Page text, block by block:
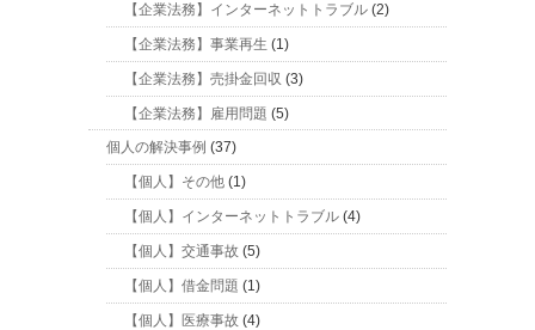
【企業法務】インターネットトラブル (2)
【企業法務】事業再生 (1)
【企業法務】売掛金回収 (3)
【企業法務】雇用問題 (5)
個人の解決事例 (37)
【個人】その他 (1)
【個人】インターネットトラブル (4)
【個人】交通事故 (5)
【個人】借金問題 (1)
【個人】医療事故 (4)